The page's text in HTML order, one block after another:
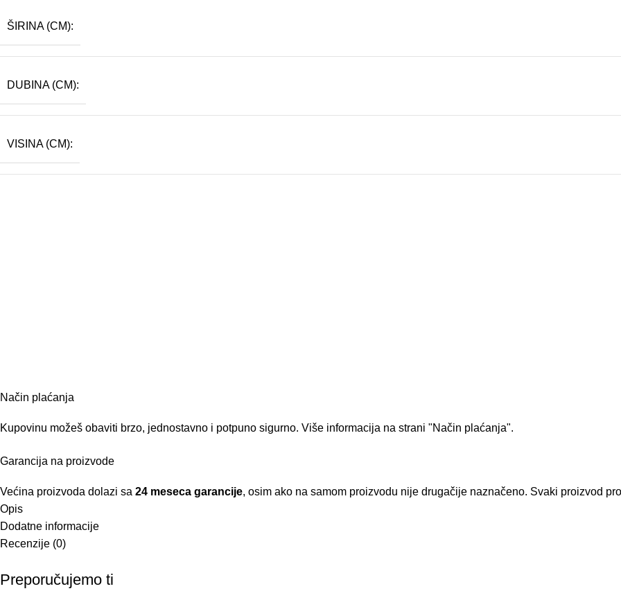
ŠIRINA (CM):
DUBINA (CM):
VISINA (CM):
Način plaćanja
Kupovinu možeš obaviti brzo, jednostavno i potpuno sigurno. Više informacija na strani "Način plaćanja".
Garancija na proizvode
Većina proizvoda dolazi sa 24 meseca garancije, osim ako na samom proizvodu nije drugačije naznačeno. Svaki proizvod
Opis
Dodatne informacije
Recenzije (0)
Preporučujemo ti